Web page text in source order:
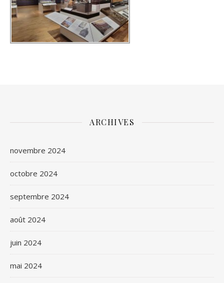
ARCHIVES
novembre 2024
octobre 2024
septembre 2024
août 2024
juin 2024
mai 2024